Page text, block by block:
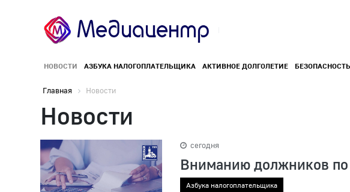
НОВОСТИ АЗБУКА НАЛОГОПЛАТЕЛЬЩИКА АКТИВНОЕ ДОЛГОЛЕТИЕ БЕЗОПАСНОСТЬ
Главная Новости
Новости
сегодня
Вниманию должников по
Азбука налогоплательщика